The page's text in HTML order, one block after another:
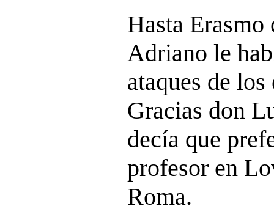
Hasta Erasmo
Adriano le
ataques de
Gracias don
decía que
profesor en
Roma.